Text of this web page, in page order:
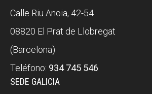
Calle Riu Anoia, 42-54
08820 El Prat de Llobregat
(Barcelona)
Teléfono: 934 745 546
SEDE GALICIA